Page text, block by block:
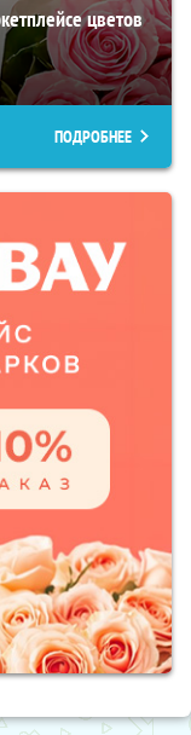
цветов
ПОДРОБНЕЕ